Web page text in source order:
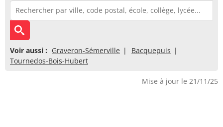
Voir aussi : Graveron-Sémerville
Bacquepuis
Tournedos-Bois-Hubert
Mise à jour le 21/11/25